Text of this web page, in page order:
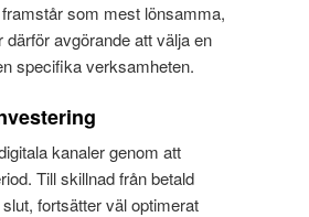
som mest lönsamma,
avgörande att välja en
specifika verksamheten.
kanaler genom att
Till skillnad från betald
fortsätter väl optimerat